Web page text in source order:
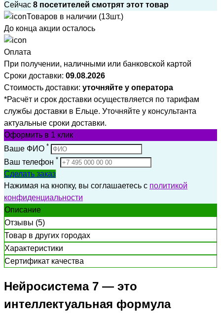
Сейчас 8 посетителей смотрят этот товар
Товаров в наличии (13шт.)
До конца акции осталось
Оплата
При получении, наличными или банковской картой
Сроки доставки: 09.08.2026
Стоимость доставки: уточняйте у оператора
*Расчёт и срок доставки осуществляется по тарифам
службы доставки в Ельце. Уточняйте у консультанта
актуальные сроки доставки.
Оформить в 1 клик
Ваше ФИО *
Ваш телефон *
Сделать заказ
Нажимая на кнопку, вы соглашаетесь с политикой
конфиденциальности
Описание
Отзывы (5)
Товар в других городах
Характеристики
Сертификат качества
Нейросистема 7 — это
интеллектуальная формула